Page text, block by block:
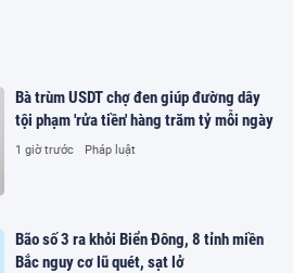
Bà trùm USDT chợ đen giúp đường dây
tội phạm 'rửa tiền' hàng trăm tỷ mỗi ngày
1 giờ trước Pháp luật
Bão số 3 ra khỏi Biển Đông, 8 tỉnh miền
Bắc nguy cơ lũ quét, sạt lở